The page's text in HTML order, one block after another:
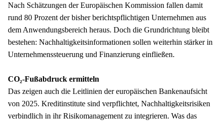
Nach Schätzungen der Europäischen Kommission fallen damit
rund 80 Prozent der bisher berichtspflichtigen Unternehmen aus
dem Anwendungsbereich heraus. Doch die Grundrichtung bleibt
bestehen: Nachhaltigkeitsinformationen sollen weiterhin stärker in
Unternehmenssteuerung und Finanzierung einfließen.
Das zeigen auch die Leitlinien der europäischen Bankenaufsicht
von 2025. Kreditinstitute sind verpflichtet, Nachhaltigkeitsrisiken
verbindlich in ihr Risikomanagement zu integrieren. Was das